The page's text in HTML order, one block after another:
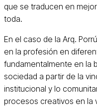
que se traducen en
toda.
En el caso de la Arq.
en la profesión en
fundamentalmente en la
sociedad a partir de la
institucional y lo
procesos creativos en la